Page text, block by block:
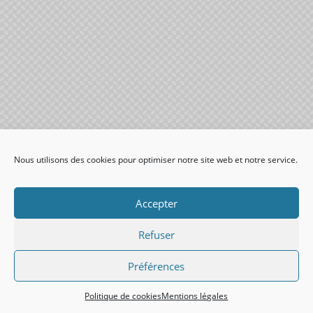
Nous utilisons des cookies pour optimiser notre site web et notre service.
Accepter
Refuser
Préférences
Politique de cookiesMentions légales